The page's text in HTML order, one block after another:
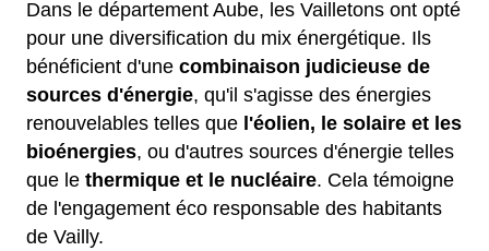
Dans le département Aube, les Vailletons ont opté
pour une diversification du mix énergétique. Ils
bénéficient d'une combinaison judicieuse de
sources d'énergie, qu'il s'agisse des énergies
renouvelables telles que l'éolien, le solaire et les
bioénergies, ou d'autres sources d'énergie telles
que le thermique et le nucléaire. Cela témoigne
de l'engagement éco responsable des habitants
de Vailly.